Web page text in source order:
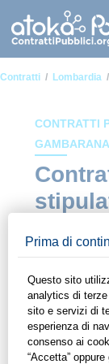
Contratti Lombardia
CONTRATTI
GAMBARANA
In questa
ad alcuni dei
all'interno del
Grazie alle
monitorare la
programmare la